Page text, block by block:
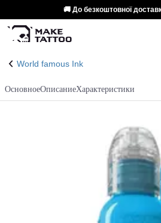
🚚 До безкоштовної
World famous Ink
ОсновноеОписаниеХарактеристики